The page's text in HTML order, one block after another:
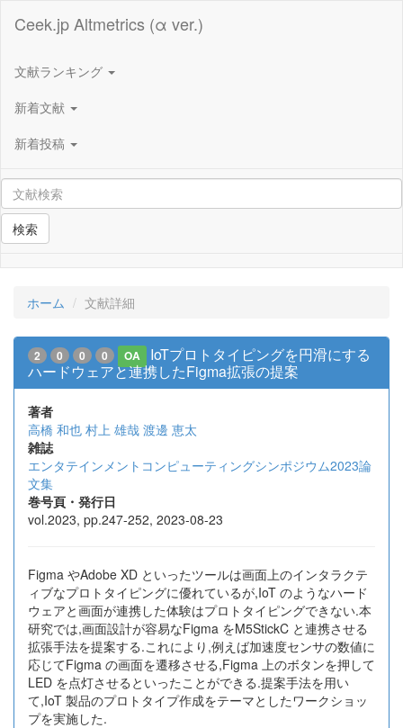
Ceek.jp Altmetrics (α ver.)
文献ランキング
新着文献
新着投稿
検索
ホーム 文献詳細
2 0 0 0 OA
IoTプロトタイピングを円滑にする
ハードウェアと連携したFigma拡張の提案
著者
高橋 和也 村上 雄哉 渡邊 恵太
雑誌
エンタテインメントコンピューティングシンポジウム2023論
文集
巻号頁・発行日
vol.2023, pp.247-252, 2023-08-23
Figma やAdobe XD といったツールは画面上のインタラクテ
ィブなプロトタイピングに優れているが,IoT のようなハード
ウェアと画面が連携した体験はプロトタイピングできない.本
研究では,画面設計が容易なFigma をM5StickC と連携させる
拡張手法を提案する.これにより,例えば加速度センサの数値に
応じてFigma の画面を遷移させる,Figma 上のボタンを押して
LED を点灯させるといったことができる.提案手法を用い
て,IoT 製品のプロトタイプ作成をテーマとしたワークショッ
プを実施した.